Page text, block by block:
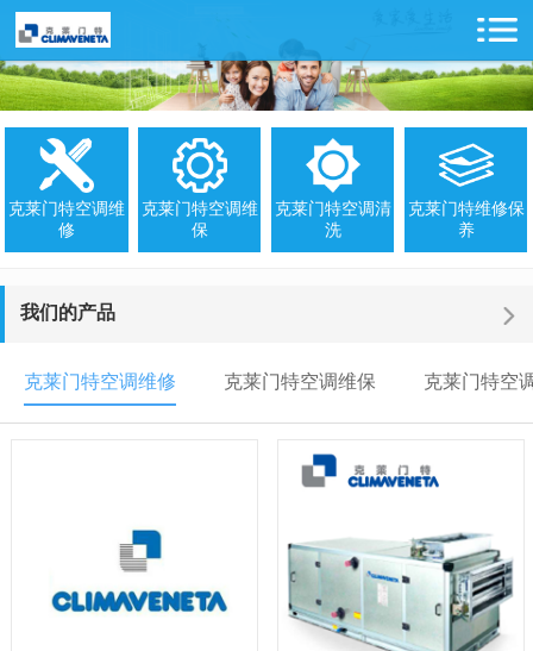
克莱门特空调维
修
克莱门特空调维
保
克莱门特空调清
洗
克莱门特维修保
养
我们的产品
克莱门特空调维修 克莱门特空调维保 克莱门特空